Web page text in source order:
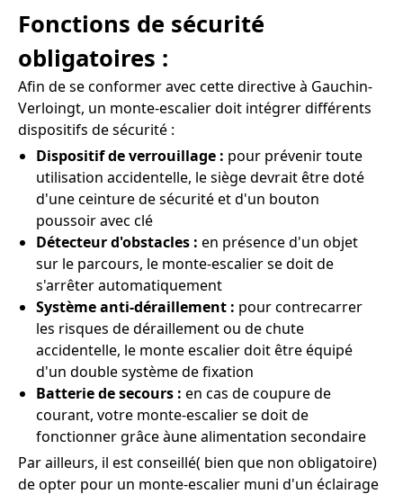
Fonctions de sécurité
obligatoires :
Afin de se conformer avec cette directive à Gauchin-
Verloingt, un monte-escalier doit intégrer différents
dispositifs de sécurité :
Dispositif de verrouillage : pour prévenir toute
utilisation accidentelle, le siège devrait être doté
d'une ceinture de sécurité et d'un bouton
poussoir avec clé
Détecteur d'obstacles : en présence d'un objet
sur le parcours, le monte-escalier se doit de
s'arrêter automatiquement
Système anti-déraillement : pour contrecarrer
les risques de déraillement ou de chute
accidentelle, le monte escalier doit être équipé
d'un double système de fixation
Batterie de secours : en cas de coupure de
courant, votre monte-escalier se doit de
fonctionner grâce àune alimentation secondaire
Par ailleurs, il est conseillé( bien que non obligatoire)
de opter pour un monte-escalier muni d'un éclairage